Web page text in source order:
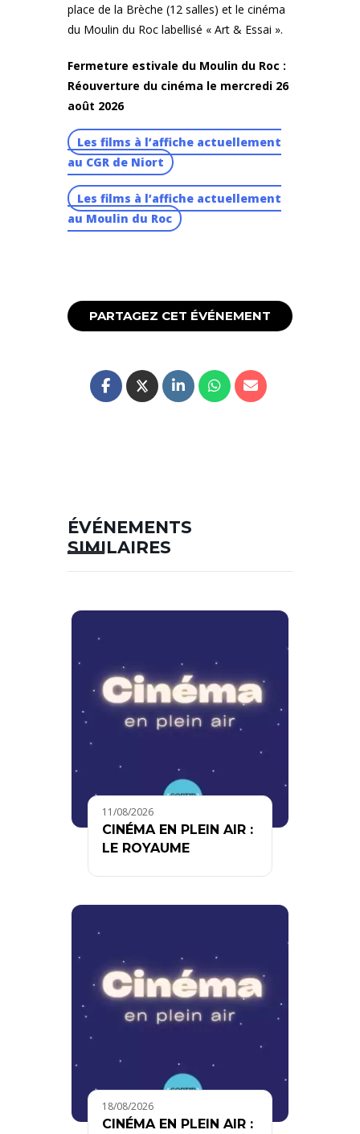
place de la Brèche (12 salles) et le cinéma
du Moulin du Roc labellisé « Art & Essai ».
Fermeture estivale du Moulin du Roc :
Réouverture du cinéma le mercredi 26
août 2026
Les films à l’affiche actuellement
au CGR de Niort
Les films à l’affiche actuellement
au Moulin du Roc
PARTAGEZ CET ÉVÉNEMENT
ÉVÉNEMENTS
SIMILAIRES
11/08/2026
CINÉMA EN PLEIN AIR :
LE ROYAUME
18/08/2026
CINÉMA EN PLEIN AIR :